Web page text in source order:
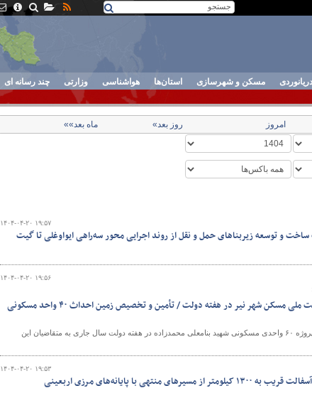
مسکن و شهرسازی استان‌ها هواشناسی وزارتی چند رسانه ای
امروز روز بعد» ماه بعد»»
۱۴۰۴-۰۴-۲۰ ۱۹:۵۷
و توسعه زیربناهای حمل و نقل از روند اجرایی محور سه‌راهی ایواوغلی تا گیت
۱۴۰۴-۰۴-۲۰ ۱۹:۵۶
بهره‌برداری از ۶۰ واحد طرح نهضت ملی مسکن شهر نیر در هفته دولت / تأمین و تخصیص زمین احداث ۴۰ واحد مسکونی
رئیس اداره راه و شهرسازی شهرستان نیر از تکمیل و تحویل پروژه ۶۰ واحدی مسکونی شهید بنامعلی محمدزاده در هفته دولت سال جاری به متقاضیان این
۱۴۰۴-۰۴-۲۰ ۱۹:۵۳
با پایانه‌های مرزی اربعینی